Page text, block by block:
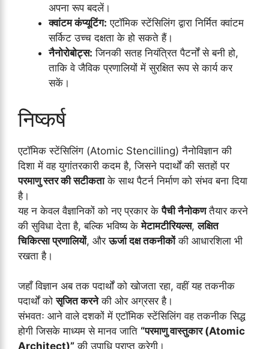
अपना रूप बदलें।
क्वांटम कंप्यूटिंग: एटॉमिक स्टेंसिलिंग द्वारा निर्मित क्वांटम
सर्किट उच्च दक्षता के हो सकते हैं।
नैनोरोबोट्स: जिनकी सतह नियंत्रित पैटर्नों से बनी हो,
ताकि वे जैविक प्रणालियों में सुरक्षित रूप से कार्य कर
सकें।
निष्कर्ष
एटॉमिक स्टेंसिलिंग (Atomic Stencilling) नैनोविज्ञान की
दिशा में वह युगांतरकारी कदम है, जिसने पदार्थों की सतहों पर
परमाणु स्तर की सटीकताके साथ पैटर्न निर्माण को संभव बना दिया
है।
यह न केवल वैज्ञानिकों को नए प्रकार केपैची नैनोकणतैयार करने
की सुविधा देता है, बल्कि भविष्य केमेटामटीरियल्स,लक्षित
चिकित्सा प्रणालियों, औरऊर्जा दक्ष तकनीकोंकी आधारशिला भी
रखता है।
जहाँ विज्ञान अब तक पदार्थों को खोजता रहा, वहीं यह तकनीक
पदार्थों कोसृजित करनेकी ओर अग्रसर है।
संभवतः आने वाले दशकों में एटॉमिक स्टेंसिलिंग वह तकनीक सिद्ध
होगी जिसके माध्यम से मानव जाति “परमाणु वास्तुकार (Atomic
Architect)” की उपाधि प्राप्त करेगी।